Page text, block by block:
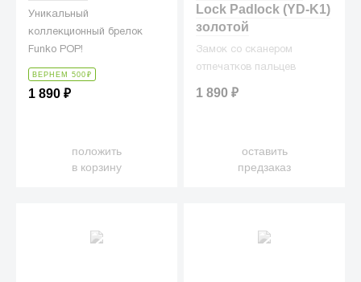
Уникальный
коллекционный брелок
Funko POP!
ВЕРНЕМ 500 ₽
1 890₽
положить
в корзину
Lock Padlock (YD-K1)
золотой
Замок со сканером
отпечатков пальцев
1 890₽
оставить
предзаказ